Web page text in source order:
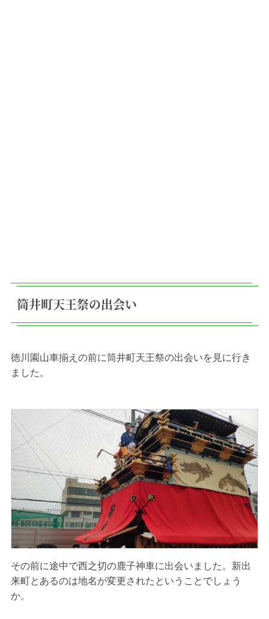
筒井町天王祭の出会い
徳川園山車揃えの前に筒井町天王祭の出会いを見に行き
ました。
その前に途中で西之切の鹿子神車に出会いました。新出
来町とあるのは地名が変更されたということでしょう
か。